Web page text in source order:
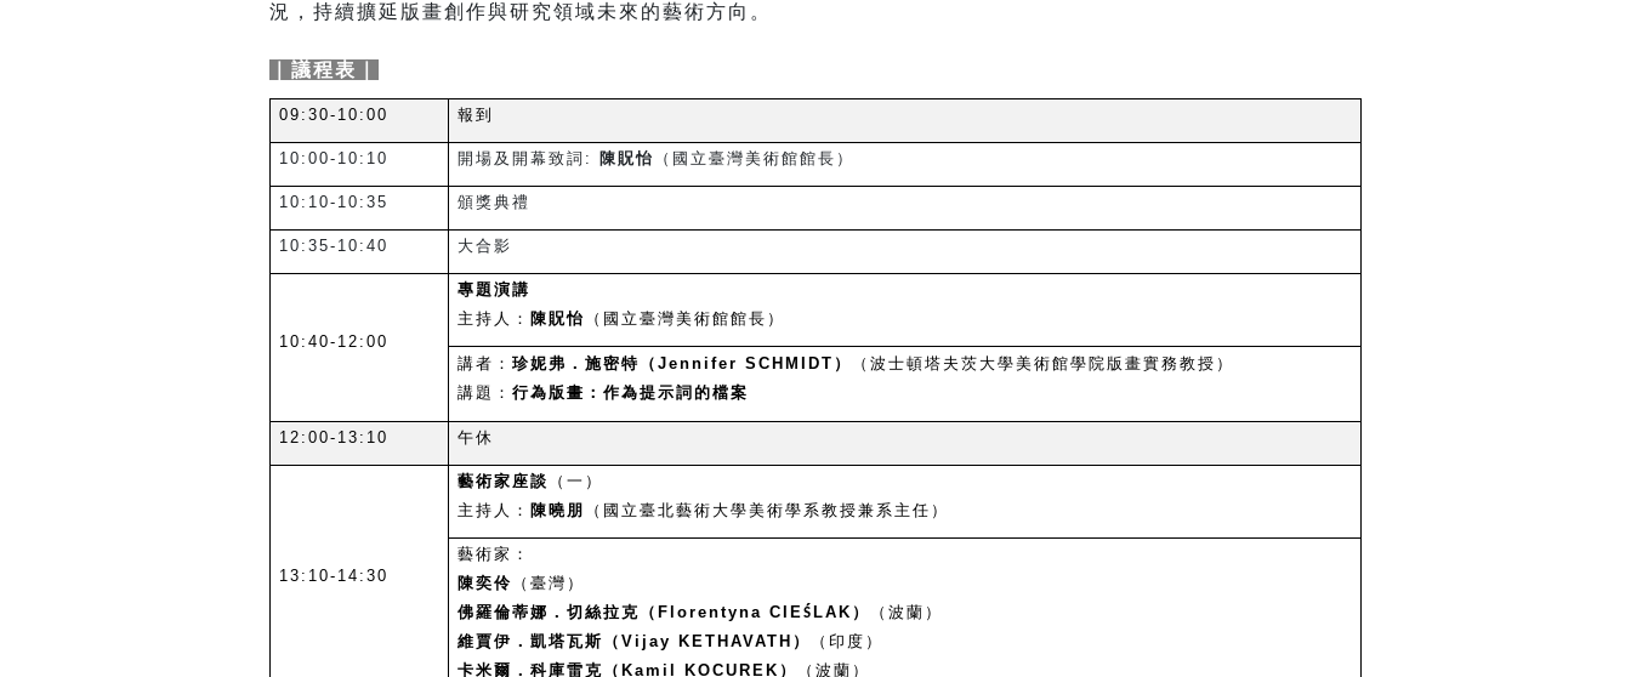
況，持續擴延版畫創作與研究領域未來的藝術方向。
｜議程表｜
09:30-10:00 報到
10:00-10:10 開場及開幕致詞: 陳貺怡 （國立臺灣美術館館長）
10:10-10:35 頒獎典禮
10:35-10:40 大合影
10:40-12:00
專題演講
主持人： 陳貺怡 （國立臺灣美術館館長）
講者： 珍妮弗．施密特（Jennifer SCHMIDT）
（波士頓塔夫茨大學美術館學院版畫實務教授）
講題： 行為版畫：作為提示詞的檔案
12:00-13:10 午休
13:10-14:30
藝術家座談
（一）
主持人： 陳曉朋 （國立臺北藝術大學美術學系教授兼系主任）
藝術家：
陳奕伶 （臺灣）
佛羅倫蒂娜．切絲拉克（Florentyna CIEŚ LAK ）
（波蘭）
維賈伊．凱塔瓦斯（Vijay KETHAVATH）
（印度）
卡米爾．科庫雷克（Kamil KOCUREK）
（波蘭）